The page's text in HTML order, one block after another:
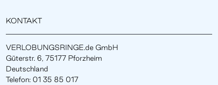
KONTAKT
VERLOBUNGSRINGE.de GmbH
Güterstr. 6, 75177 Pforzheim
Deutschland
Telefon: 01 35 85 017